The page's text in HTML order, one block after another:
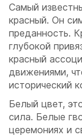
Самый
красный. Он
преданность.
глубокой
красный
движениями,
исторический
Белый цвет,
сила. Белые
церемониях и